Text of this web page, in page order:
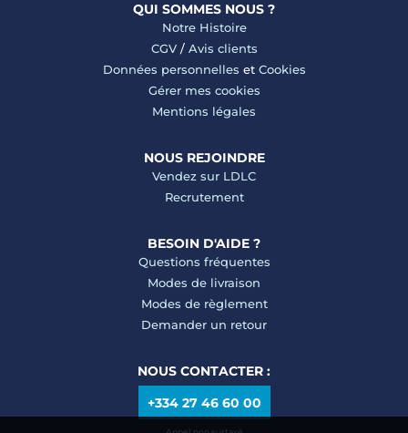
QUI SOMMES NOUS ?
Notre Histoire
CGV/ Avis clients
Données personnelles et Cookies
Gérer mes cookies
Mentions légales
NOUS REJOINDRE
Vendez sur LDLC
Recrutement
BESOIN D'AIDE ?
Questions fréquentes
Modes de livraison
Modes de règlement
Demander un retour
NOUS CONTACTER :
+334 27 46 60 00